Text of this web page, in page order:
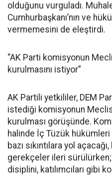
olduğunu vurguladı.
Cumhurbaşkanı’nın ve
vermemesini de eleştirdi.
“AK Parti komisyonun
kurulmasını istiyor”
AK Partili yetkililer, DEM
istediği komisyonun Meclis
kurulması görüşünde.
halinde İç Tüzük
bazı sıkıntılara yol açacağı,
gerekçeler ileri
disiplini, katılımcıları gibi